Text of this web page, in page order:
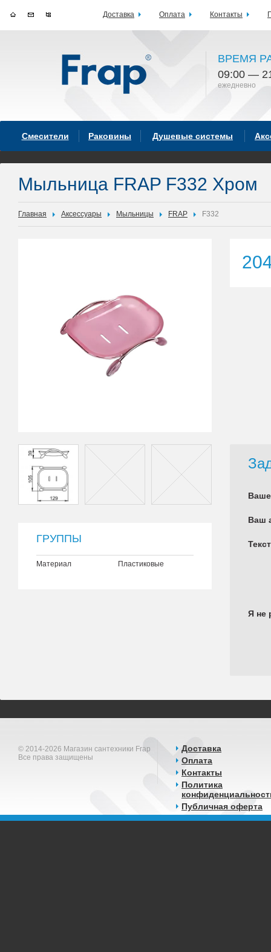
ВРЕМЯ
09:00 —
ежедневно
Смесители Раковины Душевые системы
Мыльница FRAP F332 Хром
Главная Аксессуары Мыльницы FRAP F332
ГРУППЫ
Материал Пластиковые
Ваш
Я не
© 2014-2026 Магазин сантехники Frap
Все права защищены
Доставка
Оплата
Контакты
Политика
Публичная оферта
Доставка Оплата Контакты